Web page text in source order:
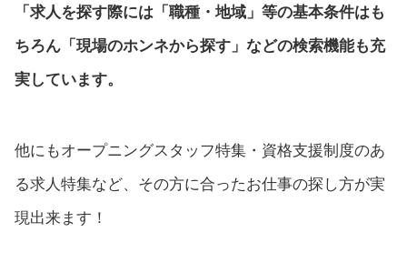
「求人を探す際には「職種・地域」等の基本条件はも
ちろん「現場のホンネから探す」などの検索機能も充
実しています。
他にもオープニングスタッフ特集・資格支援制度のあ
る求人特集など、その方に合ったお仕事の探し方が実
現出来ます！